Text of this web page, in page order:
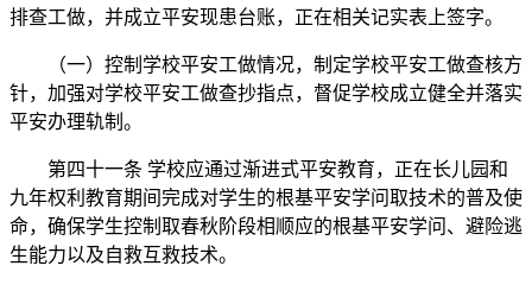
排查工做，并成立平安现患台账，正在相关记实表上签字。
（一）控制学校平安工做情况，制定学校平安工做查核方
针，加强对学校平安工做查抄指点，督促学校成立健全并落实
平安办理轨制。
第四十一条 学校应通过渐进式平安教育，正在长儿园和
九年权利教育期间完成对学生的根基平安学问取技术的普及使
命，确保学生控制取春秋阶段相顺应的根基平安学问、避险逃
生能力以及自救互救技术。